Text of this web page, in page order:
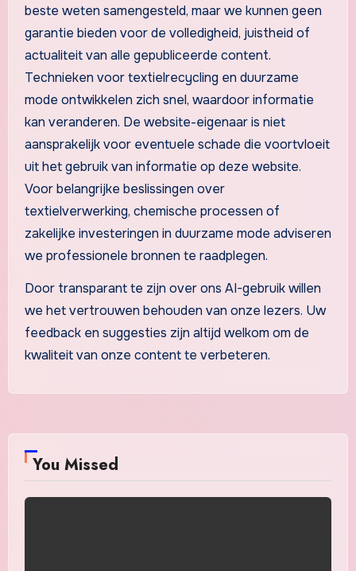
beste weten samengesteld, maar we kunnen geen
garantie bieden voor de volledigheid, juistheid of
actualiteit van alle gepubliceerde content.
Technieken voor textielrecycling en duurzame
mode ontwikkelen zich snel, waardoor informatie
kan veranderen. De website-eigenaar is niet
aansprakelijk voor eventuele schade die voortvloeit
uit het gebruik van informatie op deze website.
Voor belangrijke beslissingen over
textielverwerking, chemische processen of
zakelijke investeringen in duurzame mode adviseren
we professionele bronnen te raadplegen.
Door transparant te zijn over ons AI-gebruik willen
we het vertrouwen behouden van onze lezers. Uw
feedback en suggesties zijn altijd welkom om de
kwaliteit van onze content te verbeteren.
You Missed